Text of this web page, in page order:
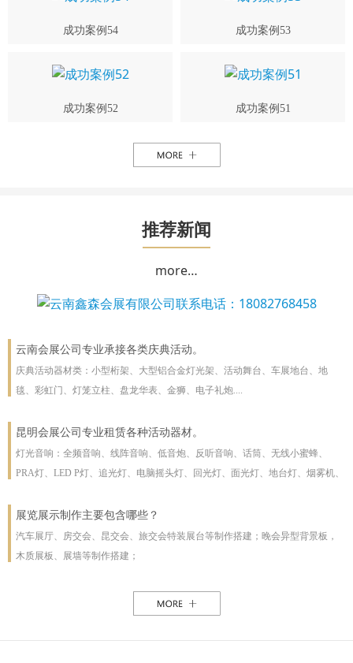
成功案例54 成功案例53
成功案例52 成功案例51
推荐新闻
more…
云南会展公司专业承接各类庆典活动。
庆典活动器材类：小型桁架、大型铝合金灯光架、活动舞台、车展地台、地
毯、彩虹门、灯笼立柱、盘龙华表、金狮、电子礼炮....
昆明会展公司专业租赁各种活动器材。
灯光音响：全频音响、线阵音响、低音炮、反听音响、话筒、无线小蜜蜂、
PRA灯、LED P灯、追光灯、电脑摇头灯、回光灯、面光灯、地台灯、烟雾机、
展览展示制作主要包含哪些？
汽车展厅、房交会、昆交会、旅交会特装展台等制作搭建；晚会异型背景板，
木质展板、展墙等制作搭建；